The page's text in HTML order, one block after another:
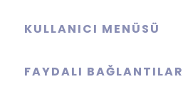
KULLANICI MENÜSÜ
FAYDALI BAĞLANTILAR